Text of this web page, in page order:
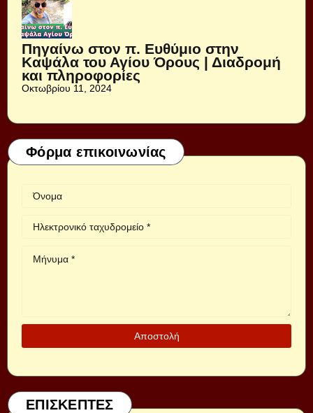
Πηγαίνω στον π. Ευθύμιο στην
Καψάλα του Αγίου Όρους | Διαδρομή
και πληροφορίες
Οκτωβρίου 11, 2024
Φόρμα επικοινωνίας
ΕΠΙΣΚΕΠΤΕΣ